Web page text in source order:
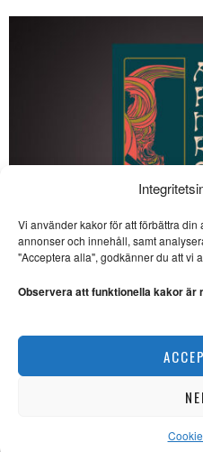
Vi använder kakor för att förbättra
annonser och innehåll, samt
"Acceptera alla", godkänner du att vi
Observera att funktionella kakor är
Pierre Louÿs erotiska
SE ÄVEN
låten nästan
discjockey
MUSIK. Om musik
krönika av Lars